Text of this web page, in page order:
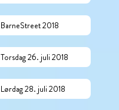
BarneStreet 2018
Torsdag 26. juli 2018
Lørdag 28. juli 2018